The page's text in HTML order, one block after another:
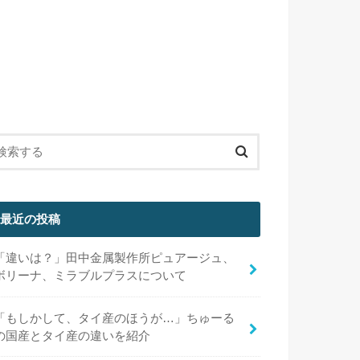
最近の投稿
「違いは？」田中金属製作所ピュアージュ、
リーナ、ミラブルプラスについて
「もしかして、タイ産のほうが…」ちゅーる
国産とタイ産の違いを紹介